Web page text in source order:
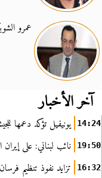
عمرو
آخر الأخبار
14:24 يونيفيل تؤكد دعمها
19:50 نائب لبناني: على
16:32 تزايد نفوذ تنظيم